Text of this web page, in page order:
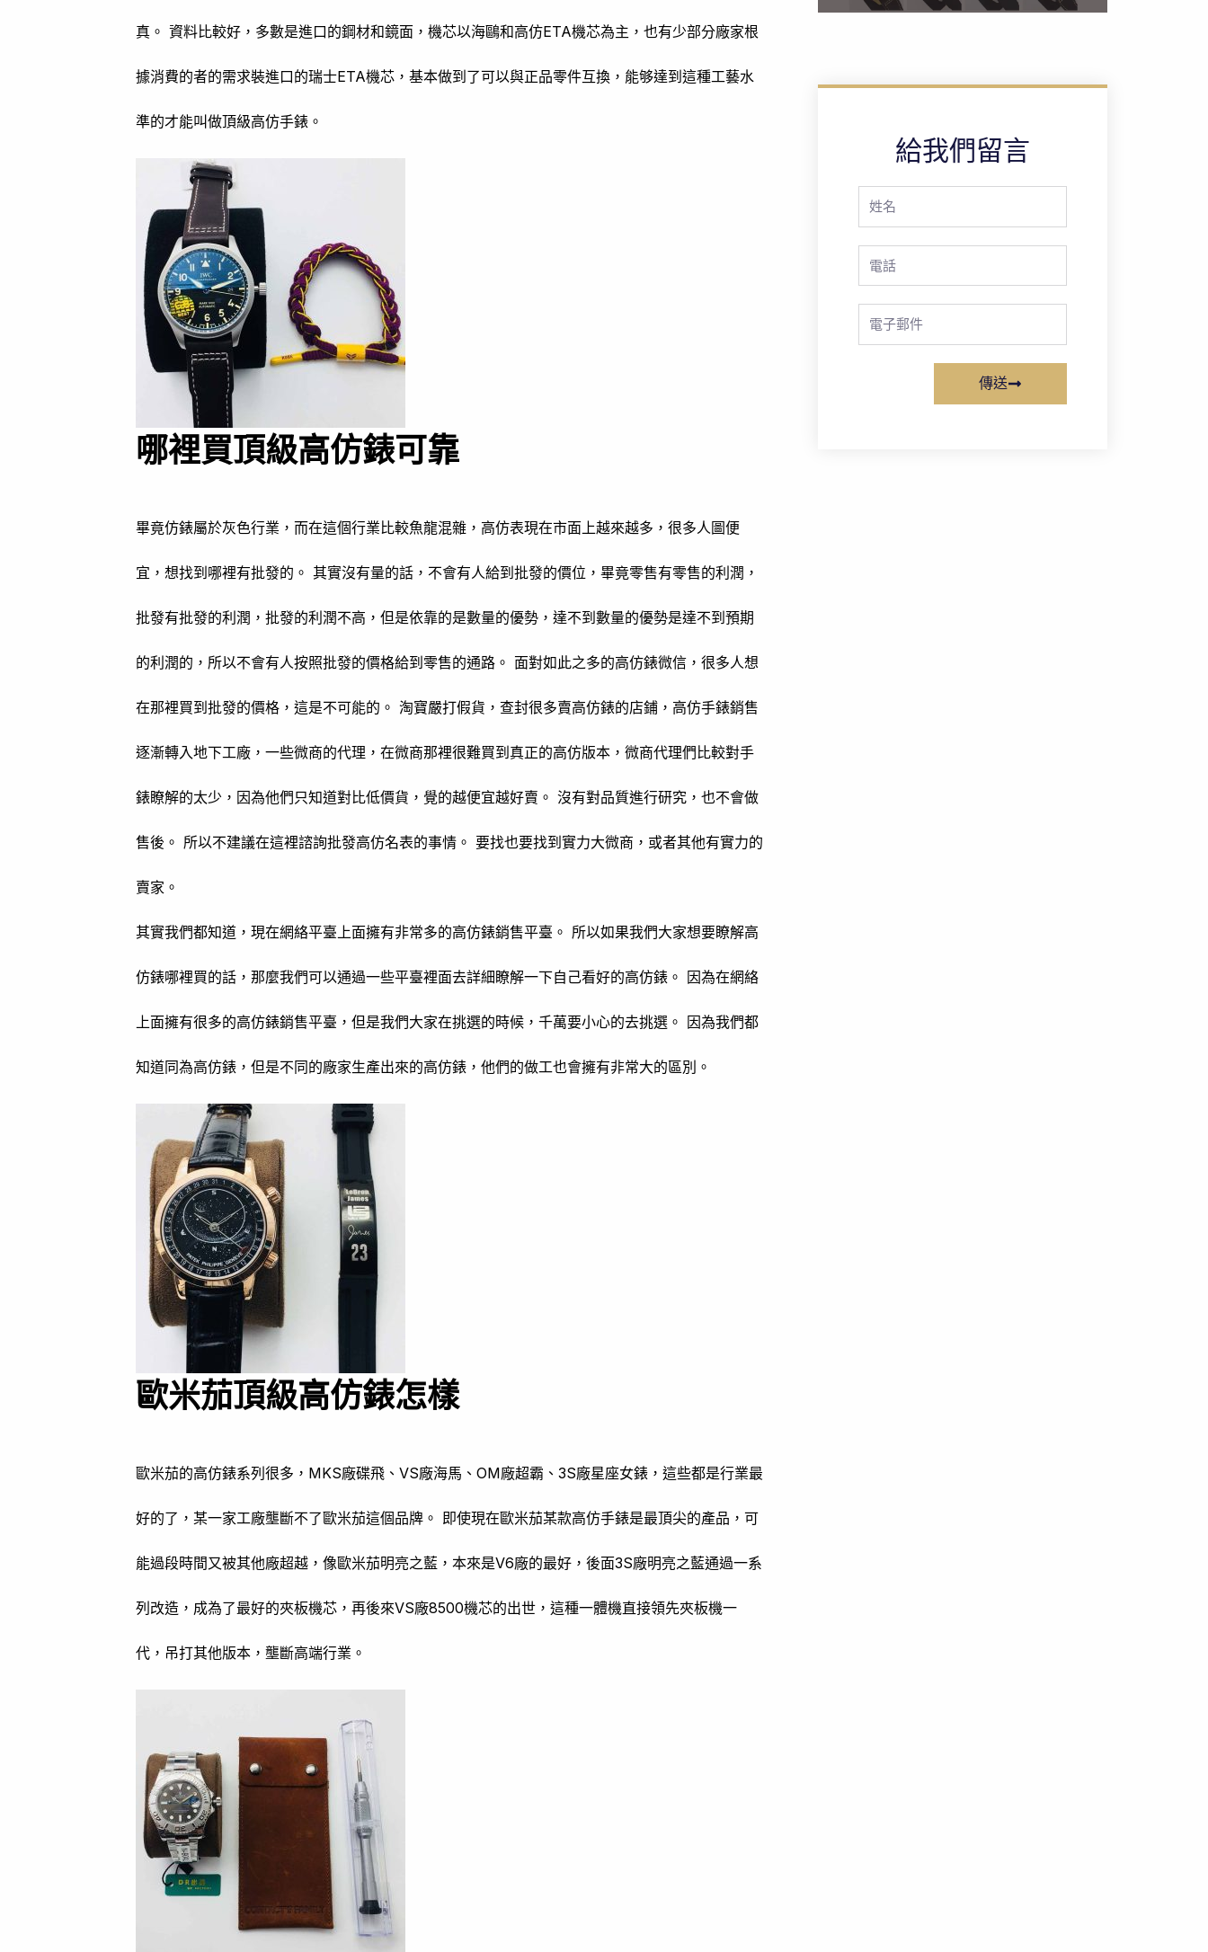
真。 資料比較好，多數是進口的鋼材和鏡面，機芯以海鷗和高仿ETA機芯為主，也有少部分廠家根
據消費的者的需求裝進口的瑞士ETA機芯，基本做到了可以與正品零件互換，能够達到這種工藝水
準的才能叫做頂級高仿手錶。
哪裡買頂級高仿錶可靠
畢竟仿錶屬於灰色行業，而在這個行業比較魚龍混雜，高仿表現在市面上越來越多，很多人圖便
宜，想找到哪裡有批發的。 其實沒有量的話，不會有人給到批發的價位，畢竟零售有零售的利潤，
批發有批發的利潤，批發的利潤不高，但是依靠的是數量的優勢，達不到數量的優勢是達不到預期
的利潤的，所以不會有人按照批發的價格給到零售的通路。 面對如此之多的高仿錶微信，很多人想
在那裡買到批發的價格，這是不可能的。 淘寶嚴打假貨，查封很多賣高仿錶的店鋪，高仿手錶銷售
逐漸轉入地下工廠，一些微商的代理，在微商那裡很難買到真正的高仿版本，微商代理們比較對手
錶瞭解的太少，因為他們只知道對比低價貨，覺的越便宜越好賣。 沒有對品質進行研究，也不會做
售後。 所以不建議在這裡諮詢批發高仿名表的事情。 要找也要找到實力大微商，或者其他有實力的
賣家。
其實我們都知道，現在網絡平臺上面擁有非常多的高仿錶銷售平臺。 所以如果我們大家想要瞭解高
仿錶哪裡買的話，那麼我們可以通過一些平臺裡面去詳細瞭解一下自己看好的高仿錶。 因為在網絡
上面擁有很多的高仿錶銷售平臺，但是我們大家在挑選的時候，千萬要小心的去挑選。 因為我們都
知道同為高仿錶，但是不同的廠家生產出來的高仿錶，他們的做工也會擁有非常大的區別。
歐米茄頂級高仿錶怎樣
歐米茄的高仿錶系列很多，MKS廠碟飛、VS廠海馬、OM廠超霸、3S廠星座女錶，這些都是行業最
好的了，某一家工廠壟斷不了歐米茄這個品牌。 即使現在歐米茄某款高仿手錶是最頂尖的產品，可
能過段時間又被其他廠超越，像歐米茄明亮之藍，本來是V6廠的最好，後面3S廠明亮之藍通過一系
列改造，成為了最好的夾板機芯，再後來VS廠8500機芯的出世，這種一體機直接領先夾板機一
代，吊打其他版本，壟斷高端行業。
給我們留言
Full
Phone
Email
傳送